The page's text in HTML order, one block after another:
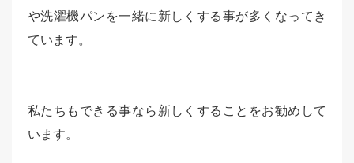
や洗濯機パンを一緒に新しくする事が多くなってき
ています。
私たちもできる事なら新しくすることをお勧めして
います。